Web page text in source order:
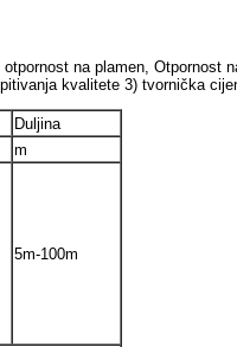
na plamen, Otpornost
kvalitete 3) tvornička
Duljina
m
5m-100m